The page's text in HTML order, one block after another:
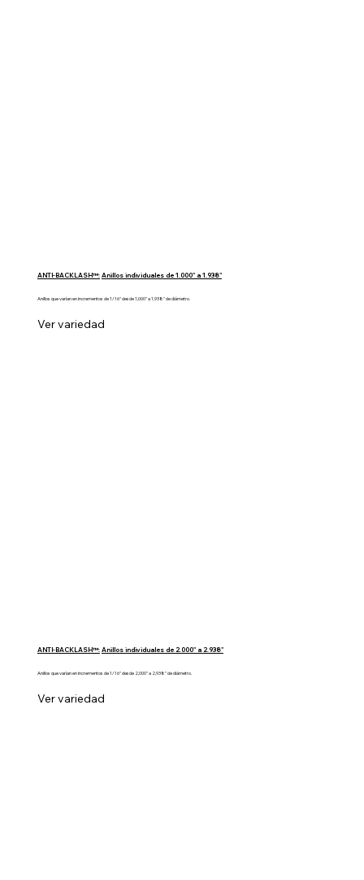
ANTI-BACKLASH™: Anillos individuales de 1.000" a 1.938"
Anillos que varían en incrementos de 1/16" desde 1,000" a 1,938" de diámetro.
Ver variedad
ANTI-BACKLASH™: Anillos individuales de 2.000" a 2.938"
Anillos que varían en incrementos de 1/16" desde 2,000" a 2,938" de diámetro.
Ver variedad